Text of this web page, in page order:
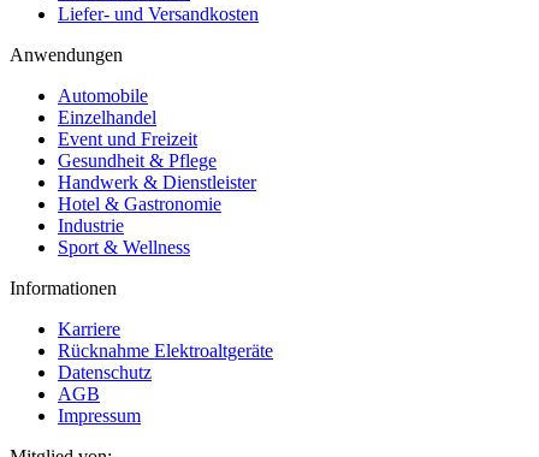
Liefer- und Versandkosten
Anwendungen
Automobile
Einzelhandel
Event und Freizeit
Gesundheit & Pflege
Handwerk & Dienstleister
Hotel & Gastronomie
Industrie
Sport & Wellness
Informationen
Karriere
Rücknahme Elektroaltgeräte
Datenschutz
AGB
Impressum